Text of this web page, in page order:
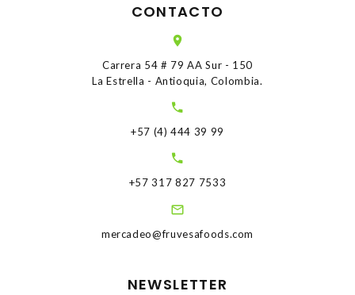
CONTACTO
Carrera 54 # 79 AA Sur - 150
La Estrella - Antioquia, Colombia.
+57 (4) 444 39 99
+57 317 827 7533
mercadeo@fruvesafoods.com
NEWSLETTER